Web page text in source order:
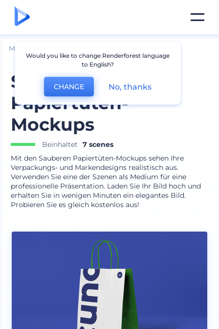
Mockups
Saubere
Papiertüten-
Mockups
Beinhaltet
7 scenes
Mit den Sauberen Papiertüten-Mockups sehen Ihre
Verpackungs- und Markendesigns realistisch aus.
Verwenden Sie eine der Szenen als Medium für eine
professionelle Präsentation. Laden Sie Ihr Bild hoch und
erhalten Sie in wenigen Minuten ein elegantes Bild.
Probieren Sie es gleich kostenlos aus!
Would you like to change Renderforest language
to English?
CHANGE No, thanks